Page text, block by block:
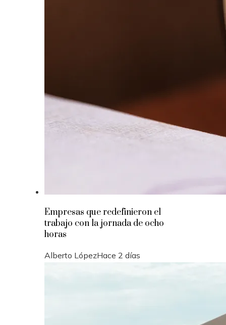
Empresas que redefinieron el
trabajo con la jornada de ocho
horas
Alberto LópezHace 2 días